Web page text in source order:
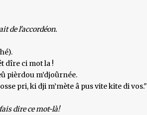
de l'accordéon.
dîre ci mot la !
pièrdou m’djoûrnée.
pri, ki dji m’mète â pus vite kite di vos."
dire ce mot-là!